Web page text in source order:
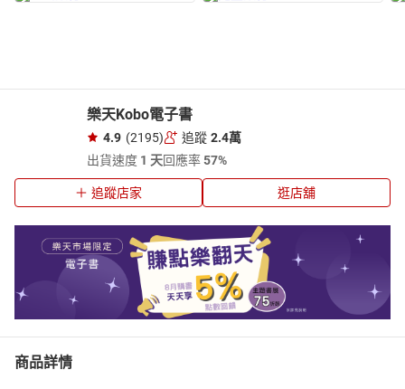
樂天Kobo電子書
4.9 (2195) 追蹤 2.4萬
出貨速度 1 天回應率57%
追蹤店家 逛店舖
商品詳情